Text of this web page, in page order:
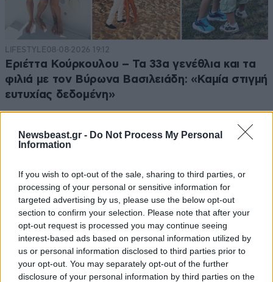
Newsbeast.gr - Do Not Process My Personal
Information
If you wish to opt-out of the sale, sharing to third parties, or
processing of your personal or sensitive information for
targeted advertising by us, please use the below opt-out
section to confirm your selection. Please note that after your
opt-out request is processed you may continue seeing
interest-based ads based on personal information utilized by
us or personal information disclosed to third parties prior to
your opt-out. You may separately opt-out of the further
disclosure of your personal information by third parties on the
LIFESTYLE08·08·2026 19:12
Εριέττα Κούρκουλου – Τα 33α γενέθλια και τα
φιλιά με τον Βύρωνα Βασιλειάδη: «Καμία στιγμή
ευτυχίας δεδομένη»